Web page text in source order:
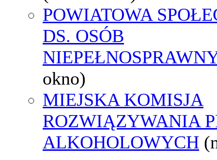
POWIATOWA
DS. OSÓB
okno)
MIEJSKA KOMISJA
ROZWIĄZYWANIA
ALKOHOLOWYCH